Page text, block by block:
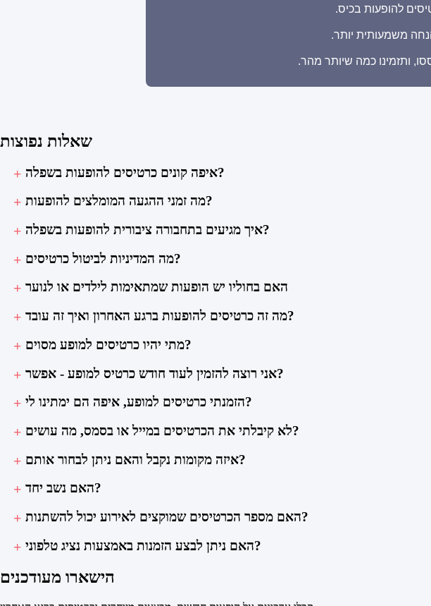
להופעות בכיס.
משמעותית יותר.
ותזמינו כמה שיותר מהר.
שאלות נפוצות
איפה קונים כרטיסים להופעות בשפלה?
מה זמני ההגעה המומלצים להופעות?
איך מגיעים בתחבורה ציבורית להופעות בשפלה?
מה המדיניות לביטול כרטיסים?
האם בחוליו יש הופעות שמתאימות לילדים או לנוער
מה זה כרטיסים להופעות ברגע האחרון ואיך זה עובד?
מתי יהיו כרטיסים למופע מסוים?
אני רוצה להזמין לעוד חודש כרטיס למופע - אפשר?
הזמנתי כרטיסים למופע, איפה הם ימתינו לי?
לא קיבלתי את הכרטיסים במייל או בסמס, מה עושים?
איזה מקומות נקבל והאם ניתן לבחור אותם?
האם נשב יחד?
האם מספר הכרטיסים שמוקצים לאירוע יכול להשתנות?
האם ניתן לבצע הזמנות באמצעות נציג טלפוני?
הישארו מעודכנים